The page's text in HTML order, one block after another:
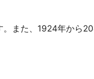
また、1924年から